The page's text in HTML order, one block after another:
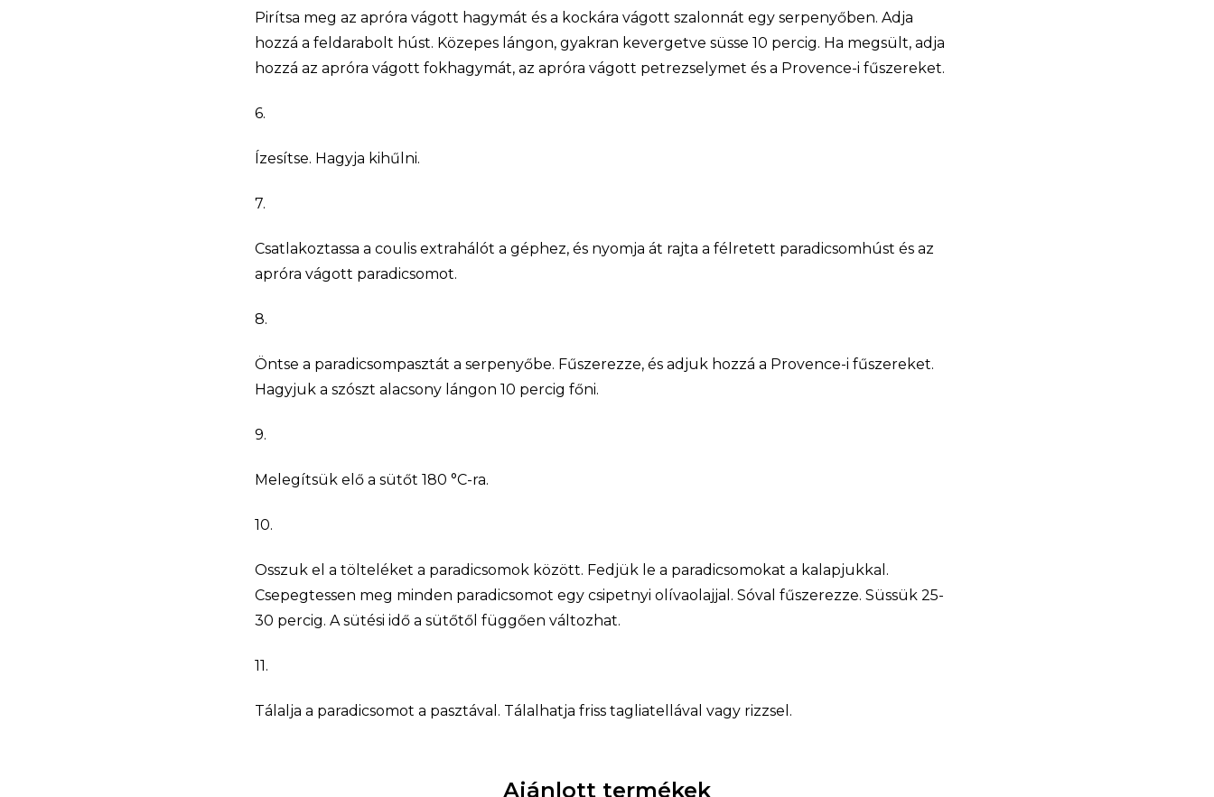
Pirítsa meg az apróra vágott hagymát és a kockára vágott szalonnát egy serpenyőben. Adja
hozzá a feldarabolt húst. Közepes lángon, gyakran kevergetve süsse 10 percig. Ha megsült, adja
hozzá az apróra vágott fokhagymát, az apróra vágott petrezselymet és a Provence-i fűszereket.
6.
Ízesítse. Hagyja kihűlni.
7.
Csatlakoztassa a coulis extrahálót a géphez, és nyomja át rajta a félretett paradicsomhúst és az
apróra vágott paradicsomot.
8.
Öntse a paradicsompasztát a serpenyőbe. Fűszerezze, és adjuk hozzá a Provence-i fűszereket.
Hagyjuk a szószt alacsony lángon 10 percig főni.
9.
Melegítsük elő a sütőt 180 °C-ra.
10.
Osszuk el a tölteléket a paradicsomok között. Fedjük le a paradicsomokat a kalapjukkal.
Csepegtessen meg minden paradicsomot egy csipetnyi olívaolajjal. Sóval fűszerezze. Süssük 25-
30 percig. A sütési idő a sütőtől függően változhat.
11.
Tálalja a paradicsomot a pasztával. Tálalhatja friss tagliatellával vagy rizzsel.
Ajánlott termékek